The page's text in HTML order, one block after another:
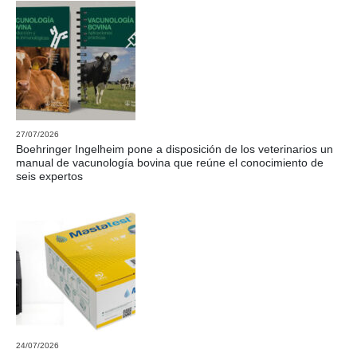
27/07/2026
Boehringer Ingelheim pone a disposición de los veterinarios un
manual de vacunología bovina que reúne el conocimiento de
seis expertos
24/07/2026